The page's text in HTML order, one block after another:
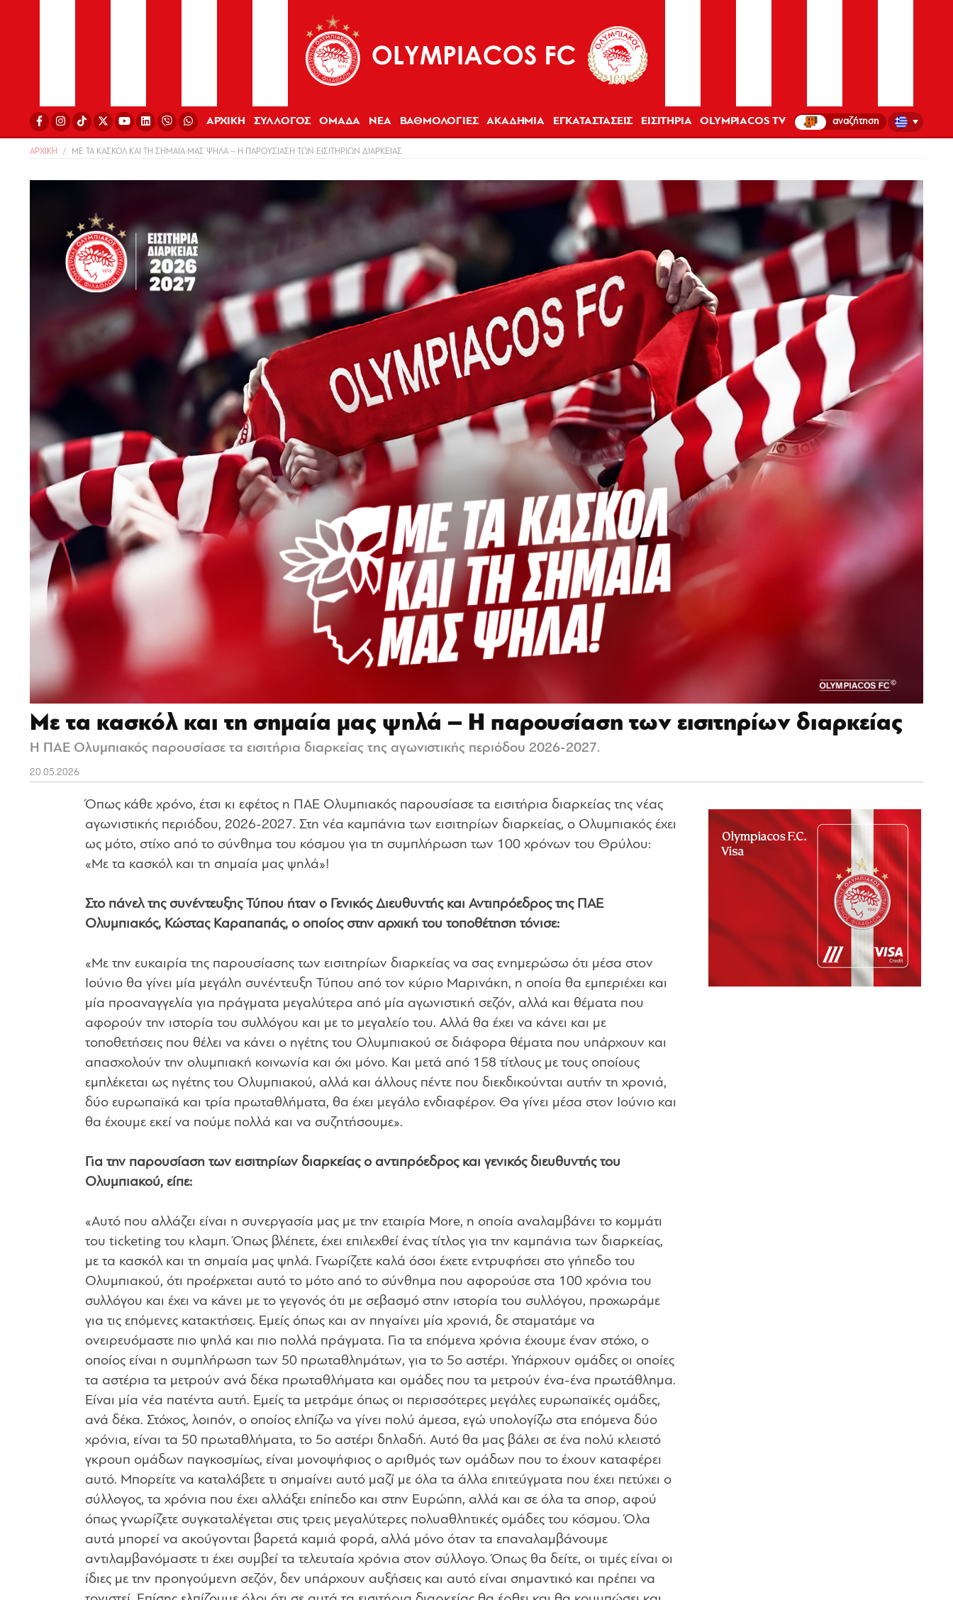
ΑΡΧΙΚΗ ΣΥΛΛΟΓΟΣ ΟΜΑΔΑ ΝΕΑ ΒΑΘΜΟΛΟΓΙΕΣ ΑΚΑΔΗΜΙΑ ΕΓΚΑΤΑΣΤΑΣΕΙΣ ΕΙΣΙΤΗΡΙΑ OLYMPIACOS TV
ΑΡΧΙΚΗ ΜΕ ΤΑ ΚΑΣΚΟΛ ΚΑΙ ΤΗ ΣΗΜΑΙΑ ΜΑΣ ΨΗΛΑ – Η ΠΑΡΟΥΣΙΑΣΗ ΤΩΝ ΕΙΣΙΤΗΡΙΩΝ ΔΙΑΡΚΕΙΑΣ
Με τα κασκόλ και τη σημαία μας ψηλά – Η παρουσίαση των εισιτηρίων διαρκείας
Η ΠΑΕ Ολυμπιακός παρουσίασε τα εισιτήρια διαρκείας της αγωνιστικής περιόδου 2026-2027.
20.05.2026
Όπως κάθε χρόνο, έτσι κι εφέτος η ΠΑΕ Ολυμπιακός παρουσίασε τα εισιτήρια διαρκείας της νέας
αγωνιστικής περιόδου, 2026-2027. Στη νέα καμπάνια των εισιτηρίων διαρκείας, ο Ολυμπιακός έχει
ως μότο, στίχο από το σύνθημα του κόσμου για τη συμπλήρωση των 100 χρόνων του Θρύλου:
«Με τα κασκόλ και τη σημαία μας ψηλά»!
Στο πάνελ της συνέντευξης Τύπου ήταν ο Γενικός Διευθυντής και Αντιπρόεδρος της ΠΑΕ
Ολυμπιακός, Κώστας Καραπαπάς, ο οποίος στην αρχική του τοποθέτηση τόνισε:
«Με την ευκαιρία της παρουσίασης των εισιτηρίων διαρκείας να σας ενημερώσω ότι μέσα στον
Ιούνιο θα γίνει μία μεγάλη συνέντευξη Τύπου από τον κύριο Μαρινάκη, η οποία θα εμπεριέχει και
μία προαναγγελία για πράγματα μεγαλύτερα από μία αγωνιστική σεζόν, αλλά και θέματα που
αφορούν την ιστορία του συλλόγου και με το μεγαλείο του. Αλλά θα έχει να κάνει και με
τοποθετήσεις που θέλει να κάνει ο ηγέτης του Ολυμπιακού σε διάφορα θέματα που υπάρχουν και
απασχολούν την ολυμπιακή κοινωνία και όχι μόνο. Και μετά από 158 τίτλους με τους οποίους
εμπλέκεται ως ηγέτης του Ολυμπιακού, αλλά και άλλους πέντε που διεκδικούνται αυτήν τη χρονιά,
δύο ευρωπαϊκά και τρία πρωταθλήματα, θα έχει μεγάλο ενδιαφέρον. Θα γίνει μέσα στον Ιούνιο και
θα έχουμε εκεί να πούμε πολλά και να συζητήσουμε».
Για την παρουσίαση των εισιτηρίων διαρκείας ο αντιπρόεδρος και γενικός διευθυντής του
Ολυμπιακού, είπε:
«Αυτό που αλλάζει είναι η συνεργασία μας με την εταιρία More, η οποία αναλαμβάνει το κομμάτι
του ticketing του κλαμπ. Όπως βλέπετε, έχει επιλεχθεί ένας τίτλος για την καμπάνια των διαρκείας,
με τα κασκόλ και τη σημαία μας ψηλά. Γνωρίζετε καλά όσοι έχετε εντρυφήσει στο γήπεδο του
Ολυμπιακού, ότι προέρχεται αυτό το μότο από το σύνθημα που αφορούσε στα 100 χρόνια του
συλλόγου και έχει να κάνει με το γεγονός ότι με σεβασμό στην ιστορία του συλλόγου, προχωράμε
για τις επόμενες κατακτήσεις. Εμείς όπως και αν πηγαίνει μία χρονιά, δε σταματάμε να
ονειρευόμαστε πιο ψηλά και πιο πολλά πράγματα. Για τα επόμενα χρόνια έχουμε έναν στόχο, ο
οποίος είναι η συμπλήρωση των 50 πρωταθλημάτων, για το 5ο αστέρι. Υπάρχουν ομάδες οι οποίες
τα αστέρια τα μετρούν ανά δέκα πρωταθλήματα και ομάδες που τα μετρούν ένα-ένα πρωτάθλημα.
Είναι μία νέα πατέντα αυτή. Εμείς τα μετράμε όπως οι περισσότερες μεγάλες ευρωπαϊκές ομάδες,
ανά δέκα. Στόχος, λοιπόν, ο οποίος ελπίζω να γίνει πολύ άμεσα, εγώ υπολογίζω στα επόμενα δύο
χρόνια, είναι τα 50 πρωταθλήματα, το 5ο αστέρι δηλαδή. Αυτό θα μας βάλει σε ένα πολύ κλειστό
γκρουπ ομάδων παγκοσμίως, είναι μονοψήφιος ο αριθμός των ομάδων που το έχουν καταφέρει
αυτό. Μπορείτε να καταλάβετε τι σημαίνει αυτό μαζί με όλα τα άλλα επιτεύγματα που έχει πετύχει ο
σύλλογος, τα χρόνια που έχει αλλάξει επίπεδο και στην Ευρώπη, αλλά και σε όλα τα σπορ, αφού
όπως γνωρίζετε συγκαταλέγεται στις τρεις μεγαλύτερες πολυαθλητικές ομάδες του κόσμου. Όλα
αυτά μπορεί να ακούγονται βαρετά καμιά φορά, αλλά μόνο όταν τα επαναλαμβάνουμε
αντιλαμβανόμαστε τι έχει συμβεί τα τελευταία χρόνια στον σύλλογο. Όπως θα δείτε, οι τιμές είναι οι
ίδιες με την προηγούμενη σεζόν, δεν υπάρχουν αυξήσεις και αυτό είναι σημαντικό και πρέπει να